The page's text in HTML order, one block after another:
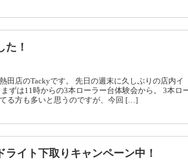
た！
田店のTackyです。 先日の週末に久しぶりの店内イ
ずは11時からの3本ローラー台体験会から。 3本ロ
る方も多いと思うのですが、今回 […]
イト下取りキャンペーン中！